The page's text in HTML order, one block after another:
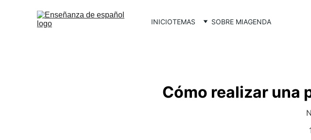
INICIOTEMAS SOBRE MIAGENDA
Cómo realizar una